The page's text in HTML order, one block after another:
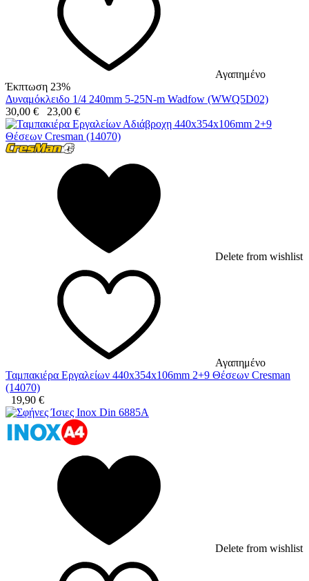
Αγαπημένο
Έκπτωση 23%
Δυναμόκλειδο 1/4 240mm 5-25N-m Wadfow (WWQ5D02)
30,00 € 23,00 €
Delete from wishlist
Αγαπημένο
Ταμπακιέρα Εργαλείων 440x354x106mm 2+9 Θέσεων Cresman
(14070)
19,90 €
Delete from wishlist